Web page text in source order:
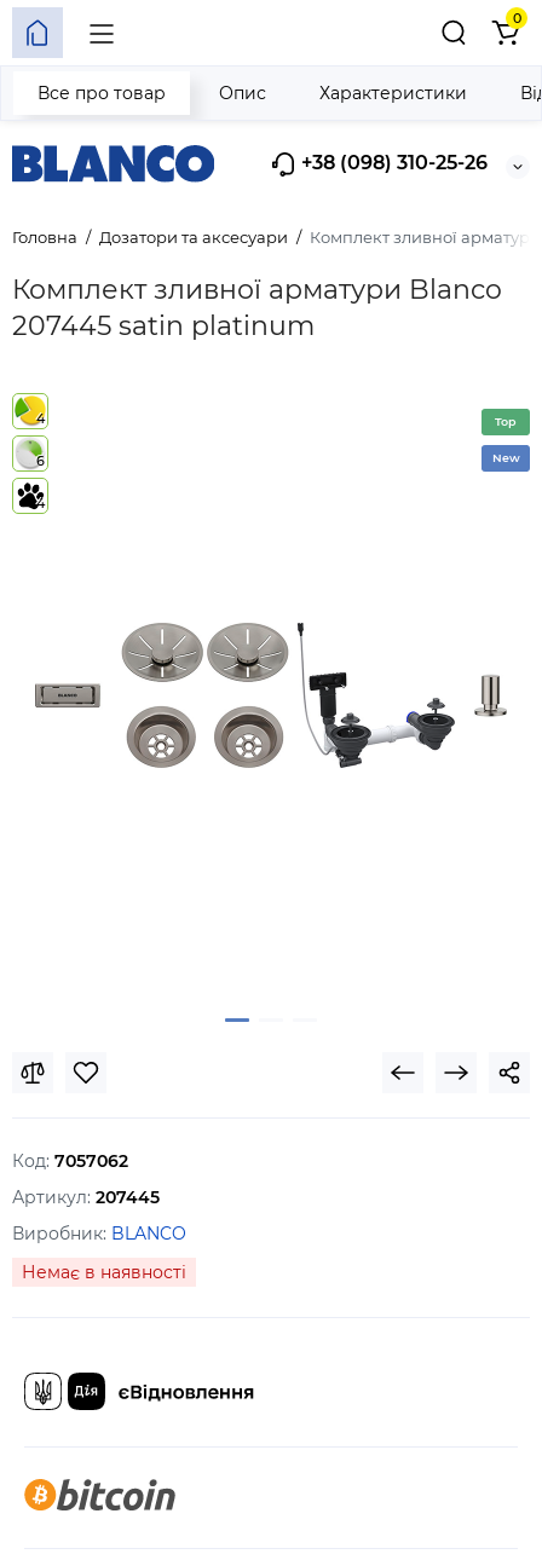
+38 (098) 310-25-26
0
Головна Дозатори та аксесуари Комплект зливної
Комплект зливної арматури Blanco
207445 satin platinum
Все про товар Опис Характеристики
4
6
4
Top
New
Код: 7057062
Артикул: 207445
Виробник: BLANCO
Немає в наявності